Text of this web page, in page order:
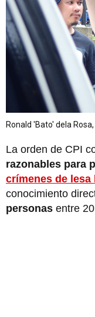
Ronald 'Bato' dela
La orden de CPI
razonables para
crímenes de lesa
conocimiento
personas entre